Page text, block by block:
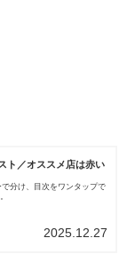
ト／オススメ店は赤い
分け、目次をワンタップで
2025.12.27